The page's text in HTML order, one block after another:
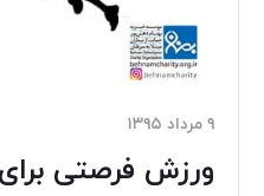
۹ مرداد ۱۳۹۵
ورزش فرصتی